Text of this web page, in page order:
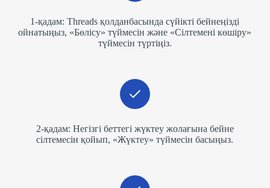
1-қадам: Threads қолданбасында сүйікті бейнеңізді
ойнатыңыз, «Бөлісу» түймесін және «Сілтемені көшіру»
түймесін түртіңіз.
2-қадам: Негізгі беттегі жүктеу жолағына бейне
сілтемесін қойып, «Жүктеу» түймесін басыңыз.